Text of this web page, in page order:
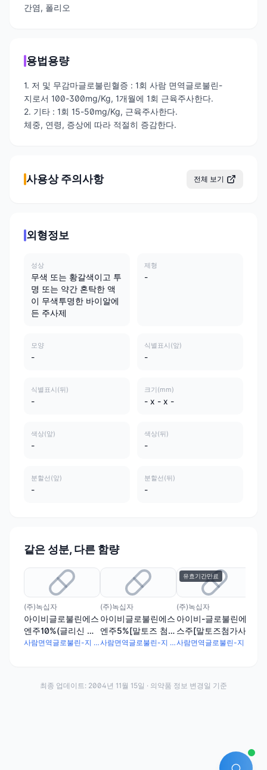
간염, 폴리오
용법용량
1. 저 및 무감마글로불린혈증 : 1회 사람 면역글로불린-
지로서 100-300mg/Kg, 1개월에 1회 근육주사한다.
2. 기타 : 1회 15-50mg/Kg, 근육주사한다.
체중, 연령, 증상에 따라 적절히 증감한다.
사용상 주의사항 전체 보기
외형정보
성상
무색 또는 황갈색이고 투
명 또는 약간 혼탁한 액
이 무색투명한 바이알에
든 주사제
제형
-
모양
-
식별표시(앞)
-
식별표시(뒤)
-
크기(mm)
- x - x -
색상(앞)
-
색상(뒤)
-
분할선(앞)
-
분할선(뒤)
-
같은 성분, 다른 함량
(주)녹십자
아이비글로불린에스
엔주10%(글리신 첨
가 사람면역글로불 사람면역글로불린-지 100mg
(주)녹십자
아이비글로불린에스
엔주5%[말토즈 첨가
사람 면역글로불린 사람면역글로불린-지 50mg
유효기간만료
(주)녹십자
아이비-글로불린에
스주[말토즈첨가사
람면역글로불린
솔루션),글로부셀,휴
린 에스 주,아이비아
이쥐-에스 (이뮤노글
최종 업데이트: 2004년 11월 15일 · 의약품 정보 변경일 기준